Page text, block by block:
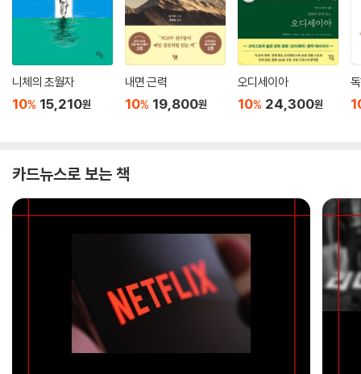
니체의 초월자
10% 15,210원
내면 근력
10% 19,800원
오디세이아
10% 24,300원
카드뉴스로 보는 책